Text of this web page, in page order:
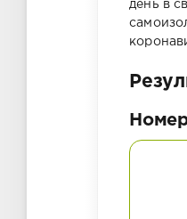
день в